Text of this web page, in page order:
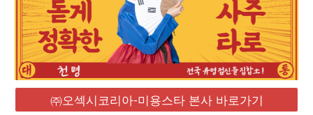
㈜오섹시코리아-미용스타 본사 바로가기